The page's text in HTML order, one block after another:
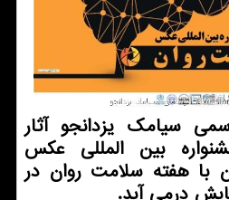
سیامک یزدانجو آثار
بین المللی عکس
با هفته سلامت روان در
درمی آید.